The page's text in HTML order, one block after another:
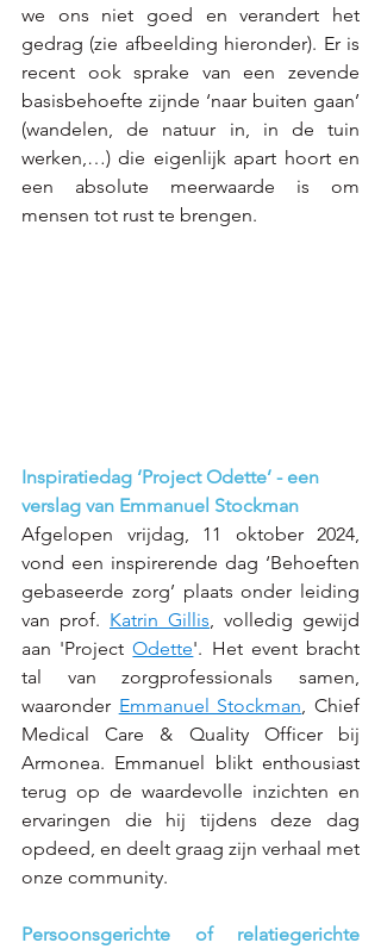
we ons niet goed en verandert het
gedrag (zie afbeelding hieronder). Er is
recent ook sprake van een zevende
basisbehoefte zijnde ‘naar buiten gaan’
(wandelen, de natuur in, in de tuin
werken,…) die eigenlijk apart hoort en
een absolute meerwaarde is om
mensen tot rust te brengen.
Inspiratiedag ‘Project Odette’ - een
verslag van Emmanuel Stockman
Afgelopen vrijdag, 11 oktober 2024,
vond een inspirerende dag ‘Behoeften
gebaseerde zorg’ plaats onder leiding
van prof. Katrin Gillis , volledig gewijd
aan 'Project Odette'. Het event bracht
tal van zorgprofessionals samen,
waaronder Emmanuel Stockman , Chief
Medical Care & Quality Officer bij
Armonea. Emmanuel blikt enthousiast
terug op de waardevolle inzichten en
ervaringen die hij tijdens deze dag
opdeed, en deelt graag zijn verhaal met
onze community.
Persoonsgerichte of relatiegerichte